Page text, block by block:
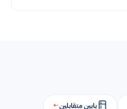
بابين متقابلين←